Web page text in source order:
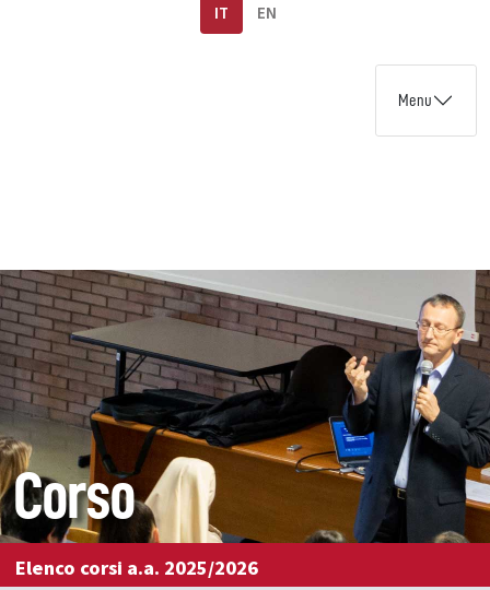
IT EN
Menu
Corso
Elenco corsi a.a. 2025/2026